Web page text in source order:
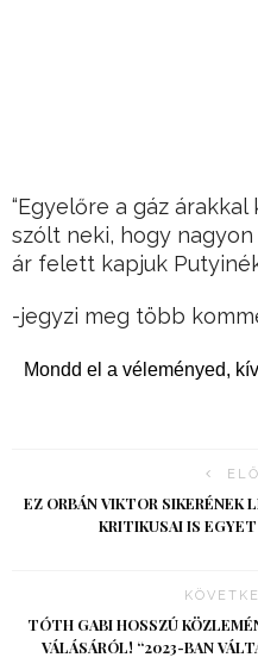
“Egyelőre a gáz
szólt neki, hogy
ár felett kapjuk
-jegyzi meg több
Mondd el a véleményed,
EZ ORBÁN VIKTOR SIKERÉNEK
KRITIKUSAI IS
TÓTH GABI HOSSZÚ
VÁLÁSÁRÓL! “2023-BAN